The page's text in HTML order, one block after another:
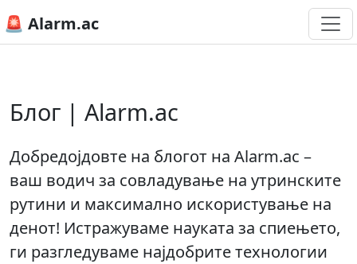
🚨 Alarm.ac
Блог | Alarm.ac
Добредојдовте на блогот на Alarm.ac –
ваш водич за совладување на утринските
рутини и максимално искористување на
денот! Истражуваме науката за спиењето,
ги разгледуваме најдобрите технологии